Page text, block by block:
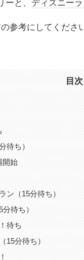
と、 ディズニー
参考にしてくださ
目次
待ち）
開始
（15分待ち）
待ち）
待ち
分待ち）